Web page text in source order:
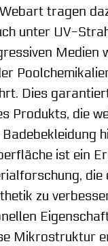
tragen
unter UV-
Medien
Dies
Produkts, die
ist ein
die
zu
Mikrostruktur